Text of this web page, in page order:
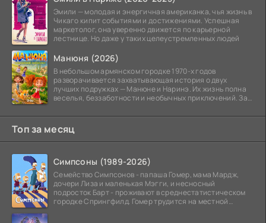
Эмили — молодая и энергичная американка, чья жизнь в
Чикаго кипит событиями и достижениями. Успешная
маркетолог, она уверенно движется по карьерной
лестнице. Но даже у таких целеустремленных людей
Манюня (2026)
В небольшом армянском городке 1970-х годов
разворачивается захватывающая история о двух
лучших подружках — Манюне и Наринэ. Их жизнь полна
веселья, беззаботности и необычных приключений. За
Топ за месяц
Симпсоны (1989-2026)
Семейство Симпсонов - папаша Гомер, мама Мардж,
дочери Лиза и маленькая Мэгги, и несносный
подросток Барт - проживают в среднестатистическом
городке Спрингфилд. Гомер трудится на местной